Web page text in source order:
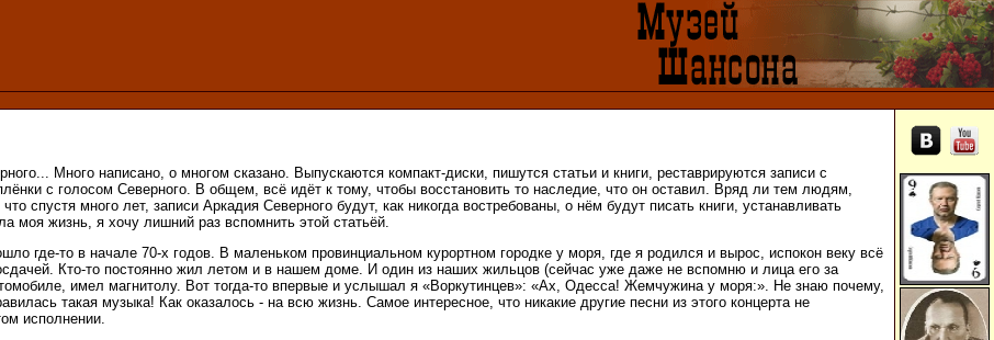
Много написано, о многом сказано. Выпускаются компакт-диски, пишутся статьи и книги, реставрируются записи с
с голосом Северного. В общем, всё идёт к тому, чтобы восстановить то наследие, что он оставил. Вряд ли тем людям,
спустя много лет, записи Аркадия Северного будут, как никогда востребованы, о нём будут писать книги, устанавливать
моя жизнь, я хочу лишний раз вспомнить этой статьёй.
где-то в начале 70-х годов. В маленьком провинциальном курортном городке у моря, где я родился и вырос, испокон веку всё
Кто-то постоянно жил летом и в нашем доме. И один из наших жильцов (сейчас уже даже не вспомню и лица его за
имел магнитолу. Вот тогда-то впервые и услышал я «Воркутинцев»: «Ах, Одесса! Жемчужина у моря:». Не знаю почему,
такая музыка! Как оказалось - на всю жизнь. Самое интересное, что никакие другие песни из этого концерта не
исполнении.